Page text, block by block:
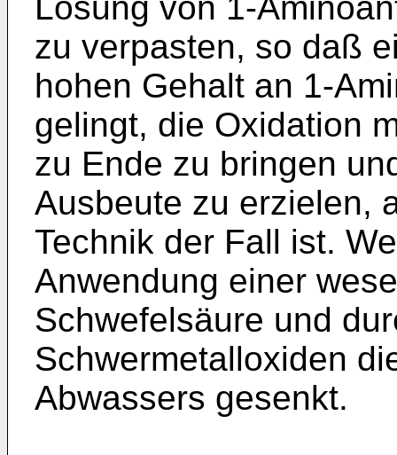
zu verpasten, so daß
hohen Gehalt an 1-
gelingt, die Oxidation
zu Ende zu bringen
Ausbeute zu erzielen,
Technik der Fall ist.
Anwendung einer
Schwefelsäure und
Schwermetalloxiden
Abwassers gesenkt.